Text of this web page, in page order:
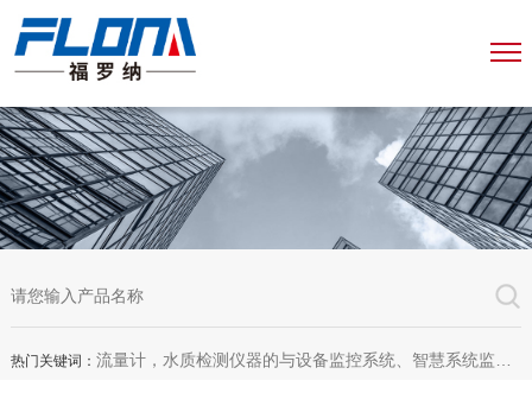
热门关键词： 流量计，水质检测仪器的与设备监控系统、智慧系统监测平台、智慧管网监测系统、园区安全生产与消防安全一体化系统